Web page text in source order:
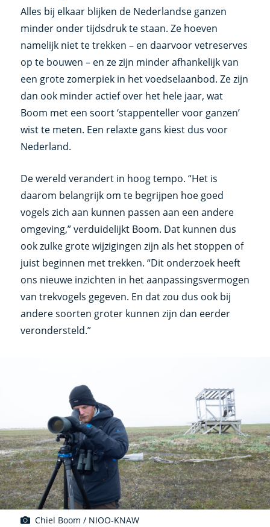
Alles bij elkaar blijken de Nederlandse ganzen
minder onder tijdsdruk te staan. Ze hoeven
namelijk niet te trekken – en daarvoor vetreserves
op te bouwen – en ze zijn minder afhankelijk van
een grote zomerpiek in het voedselaanbod. Ze zijn
dan ook minder actief over het hele jaar, wat
Boom met een soort ‘stappenteller voor ganzen’
wist te meten. Een relaxte gans kiest dus voor
Nederland.
De wereld verandert in hoog tempo. “Het is
daarom belangrijk om te begrijpen hoe goed
vogels zich aan kunnen passen aan een andere
omgeving,” verduidelijkt Boom. Dat kunnen dus
ook zulke grote wijzigingen zijn als het stoppen of
juist beginnen met trekken. “Dit onderzoek heeft
ons nieuwe inzichten in het aanpassingsvermogen
van trekvogels gegeven. En dat zou dus ook bij
andere soorten groter kunnen zijn dan eerder
verondersteld.”
Chiel Boom / NIOO-KNAW